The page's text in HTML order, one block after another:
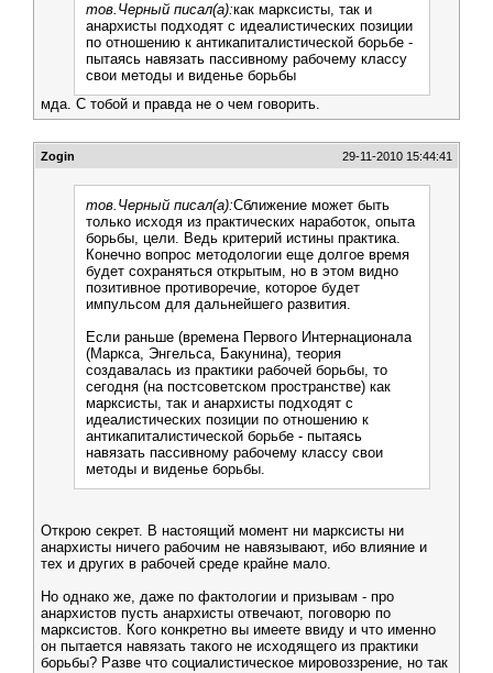
тов.Черный писал(а):как марксисты, так и
анархисты подходят с идеалистических позиции
по отношению к антикапиталистической борьбе -
пытаясь навязать пассивному рабочему классу
свои методы и виденье борьбы
мда. С тобой и правда не о чем говорить.
Zogin 29-11-2010 15:44:41
тов.Черный писал(а):Сближение может быть
только исходя из практических наработок, опыта
борьбы, цели. Ведь критерий истины практика.
Конечно вопрос методологии еще долгое время
будет сохраняться открытым, но в этом видно
позитивное противоречие, которое будет
импульсом для дальнейшего развития.
Если раньше (времена Первого Интернационала
(Маркса, Энгельса, Бакунина), теория
создавалась из практики рабочей борьбы, то
сегодня (на постсоветском пространстве) как
марксисты, так и анархисты подходят с
идеалистических позиции по отношению к
антикапиталистической борьбе - пытаясь
навязать пассивному рабочему классу свои
методы и виденье борьбы.
Открою секрет. В настоящий момент ни марксисты ни
анархисты ничего рабочим не навязывают, ибо влияние и
тех и других в рабочей среде крайне мало.
Но однако же, даже по фактологии и призывам - про
анархистов пусть анархисты отвечают, поговорю по
марксистов. Кого конкретно вы имеете ввиду и что именно
он пытается навязать такого не исходящего из практики
борьбы? Разве что социалистическое мировоззрение, но так